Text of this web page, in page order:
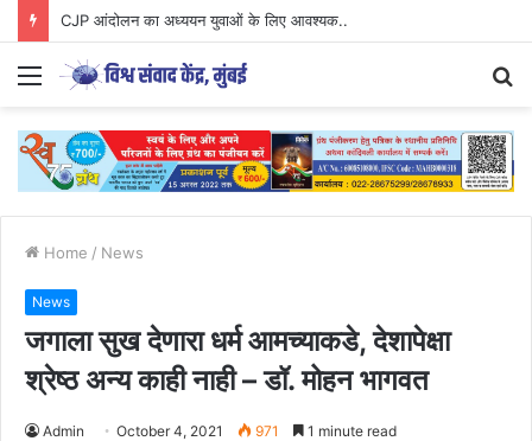
CJP आंदोलन का अध्ययन युवाओं के लिए आवश्यक..
Menu
Home / News
News
जगाला सुख देणारा धर्म आमच्याकडे, देशापेक्षा
श्रेष्ठ अन्य काही नाही – डॉ. मोहन भागवत
Admin October 4, 2021 971 1 minute read